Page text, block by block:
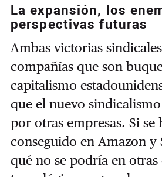
La expansión, los
perspectivas futuras
Ambas victorias
compañías que son
capitalismo
que el nuevo
por otras empresas. Si se
conseguido en Amazon y
qué no se podría en otras